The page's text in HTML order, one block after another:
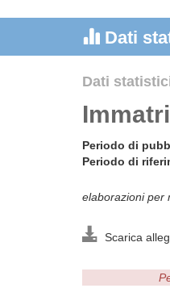
Dati
Dati
Periodo di
Periodo di
elaborazioni per
Scarica